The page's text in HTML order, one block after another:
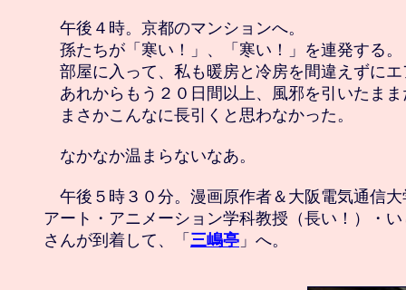
午後４時。京都のマンションへ。
孫たちが「寒い！」、「寒い！」を連発する。
部屋に入って、私も暖房と冷房を間違えずに
あれからもう２０日間以上、風邪を引いたまま
まさかこんなに長引くと思わなかった。
なかなか温まらないなあ。
午後５時３０分。漫画原作者＆大阪電気通信
アート・アニメーション学科教授（長い！）・
さんが到着して、「 三嶋亭